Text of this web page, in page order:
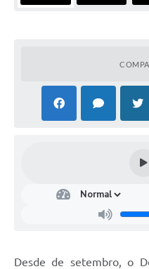
Desde de setembro, o